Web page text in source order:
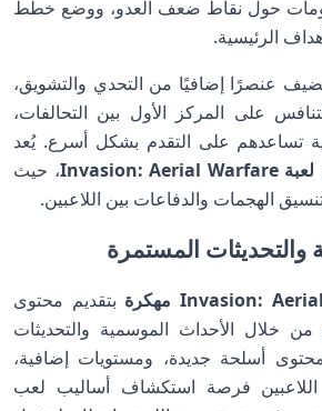
حول نقاط ضعف العدو، ووضع خطط
الرئيسية.
عنصرًا إضافيًا من التحدي والتشويق،
على المركز الأول بين التحالفات،
تساعدهم على التقدم بشكل أسرع. يُعد
لعبة Invasion: Aerial Warfare
، حيث
الهجمات والدفاعات بين اللاعبين.
والتحديثات المستمرة
بتقديم محتوى
خلال الأحداث الموسمية والتحديثات
أسلحة جديدة، ومستويات إضافية،
فرصة استكشاف أساليب لعب